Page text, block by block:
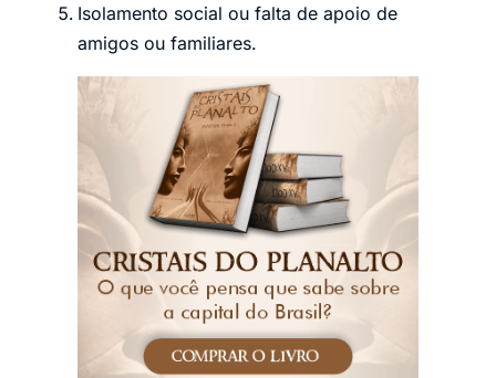
Isolamento social ou falta de apoio de
amigos ou familiares.